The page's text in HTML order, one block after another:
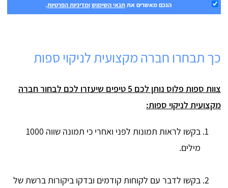
הנכם מאשרים אתתנאי השימוש ומדיניות הפרטיות.
כך תבחרו חברה מקצועית לניקוי ספות
צוות ספות פלוס נותן לכם 5 טיפים שיעזרו לכם לבחור חברה
מקצועית לניקוי ספות:
בקשו לראות תמונות לפני ואחרי כי תמונה שווה 1000
מילים.
בקשו לדבר עם לקוחות קודמים ובדקו ביקורות ברשת של